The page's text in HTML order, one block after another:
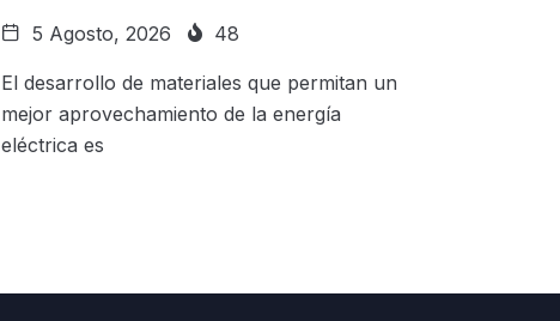
5 Agosto, 2026 48
El desarrollo de materiales que permitan un
mejor aprovechamiento de la energía
eléctrica es